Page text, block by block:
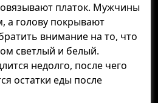
платок. Мужчины
а голову покрывают
внимание на то, что
светлый и белый.
недолго, после чего
остатки еды после